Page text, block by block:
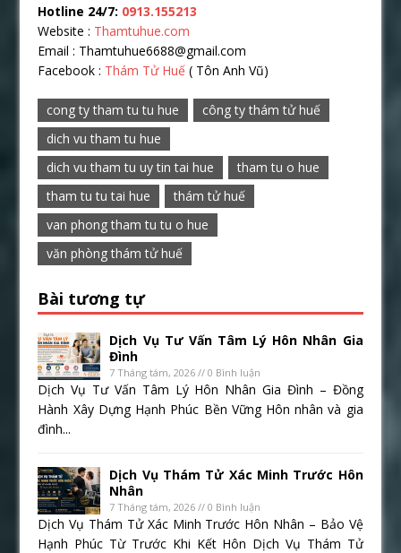
Hotline 24/7: 0913.155213
Website : Thamtuhue.com
Email : Thamtuhue6688@gmail.com
Facebook : Thám Tử Huế ( Tôn Anh Vũ)
cong ty tham tu tu hue
công ty thám tử huế
dich vu tham tu hue
dich vu tham tu uy tin tai hue
tham tu o hue
tham tu tu tai hue
thám tử huế
van phong tham tu tu o hue
văn phòng thám tử huế
Bài tương tự
Dịch Vụ Tư Vấn Tâm Lý Hôn Nhân Gia
Đình
7 Tháng tám, 2026 // 0 Bình luận
Dịch Vụ Tư Vấn Tâm Lý Hôn Nhân Gia Đình – Đồng
Hành Xây Dựng Hạnh Phúc Bền Vững Hôn nhân và gia
đình...
Dịch Vụ Thám Tử Xác Minh Trước Hôn
Nhân
7 Tháng tám, 2026 // 0 Bình luận
Dịch Vụ Thám Tử Xác Minh Trước Hôn Nhân – Bảo Vệ
Hạnh Phúc Từ Trước Khi Kết Hôn Dịch Vụ Thám Tử